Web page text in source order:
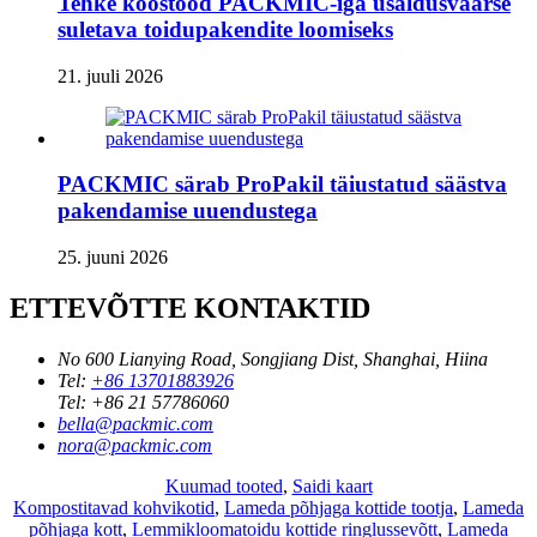
suletava toidupakendite loomiseks
21. juuli 2026
PACKMIC särab ProPakil täiustatud säästva
pakendamise uuendustega
25. juuni 2026
ETTEVÕTTE KONTAKTID
No 600 Lianying Road, Songjiang Dist, Shanghai, Hiina
Tel: +86 13701883926
Tel: +86 21 57786060
bella@packmic.com
nora@packmic.com
Kuumad tooted, Saidi kaart
Kompostitavad kohvikotid, Lameda põhjaga kottide tootja, Lameda
põhjaga kott, Lemmikloomatoidu kottide ringlussevõtt, Lameda